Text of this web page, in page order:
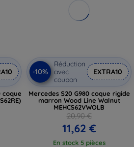
coque
-10%
Réduction
avec
coupon
EXTRA10
Mercedes S20 G980 coque rigide
marron Wood Line Walnut
MEHCS62VWOLB
20,90 €
11,62 €
En stock 5 pièces